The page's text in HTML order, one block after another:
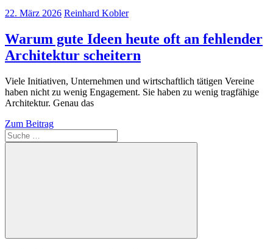
22. März 2026 Reinhard Kobler
Warum gute Ideen heute oft an fehlender
Architektur scheitern
Viele Initiativen, Unternehmen und wirtschaftlich tätigen Vereine
haben nicht zu wenig Engagement. Sie haben zu wenig tragfähige
Architektur. Genau das
Zum Beitrag
Suche